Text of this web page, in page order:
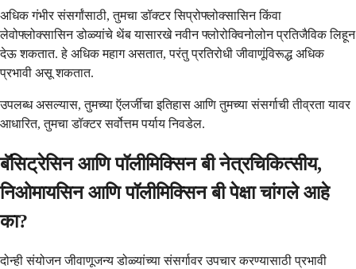
अधिक गंभीर संसर्गांसाठी, तुमचा डॉक्टर सिप्रोफ्लोक्सासिन किंवा
लेवोफ्लोक्सासिन डोळ्यांचे थेंब यासारखे नवीन फ्लोरोक्विनोलोन प्रतिजैविक लिहून
देऊ शकतात. हे अधिक महाग असतात, परंतु प्रतिरोधी जीवाणूंविरूद्ध अधिक
प्रभावी असू शकतात.
उपलब्ध असल्यास, तुमच्या ऍलर्जीचा इतिहास आणि तुमच्या संसर्गाची तीव्रता यावर
आधारित, तुमचा डॉक्टर सर्वोत्तम पर्याय निवडेल.
बॅसिट्रेसिन आणि पॉलीमिक्सिन बी नेत्रचिकित्सीय,
निओमायसिन आणि पॉलीमिक्सिन बी पेक्षा चांगले आहे
का?
दोन्ही संयोजन जीवाणूजन्य डोळ्यांच्या संसर्गावर उपचार करण्यासाठी प्रभावी